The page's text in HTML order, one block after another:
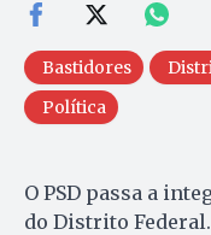
Bastidores
Política
O PSD passa a
do Distrito